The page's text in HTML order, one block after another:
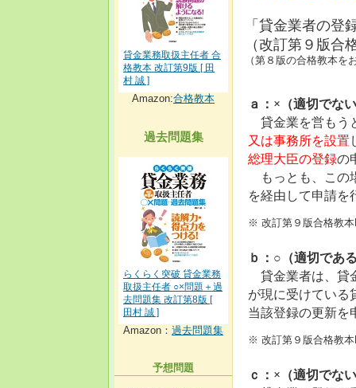
貸金業務取扱主任者 合
格教本 改訂第9版 [ 田
村 誠 ]
Amazon:合格教本
過去問題集
らくらく突破 貸金業務
取扱主任者 ○×問題＋過
去問題集 改訂第8版 [
田村 誠 ]
Amazon： 過去問題集
予想問題
「貸金業者の登
（改訂第９版合
（第８版の合格教本を
ａ：×（適切でな
貸金業を営もう
又は事務所を設置
総理大臣の登録の
もっとも、この
を経由して申請を
※ 改訂第９版合格教
ｂ：○（適切であ
貸金業者は、貸
が現に受けている
当該登録の更新を
※ 改訂第９版合格教
ｃ：×（適切でな